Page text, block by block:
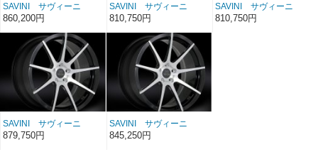
SAVINI サヴィーニ
MONO di FORZA モノ デ
ィ フォルツァ SM4 20イ
ンチ 20×12
860,200円
SAVINI サヴィーニ
MONO di FORZA モノ デ
ィ フォルツァ SM4 20イ
ンチ 20×8.5
810,750円
SAVINI サヴィーニ
MONO di FORZA モノ デ
ィ フォルツァ SM4 20イ
810,750円
SAVINI サヴィーニ
MONO di FORZA モノ デ
879,750円
SAVINI サヴィーニ
MONO di FORZA モノ デ
845,250円